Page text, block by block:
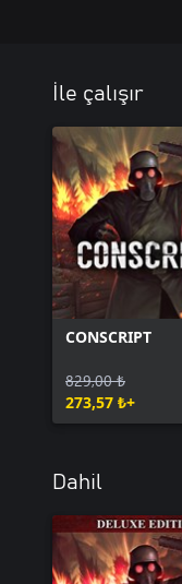
İle çalışır
CONSCRIPT
829,00 ₺
273,57 ₺+
Dahil